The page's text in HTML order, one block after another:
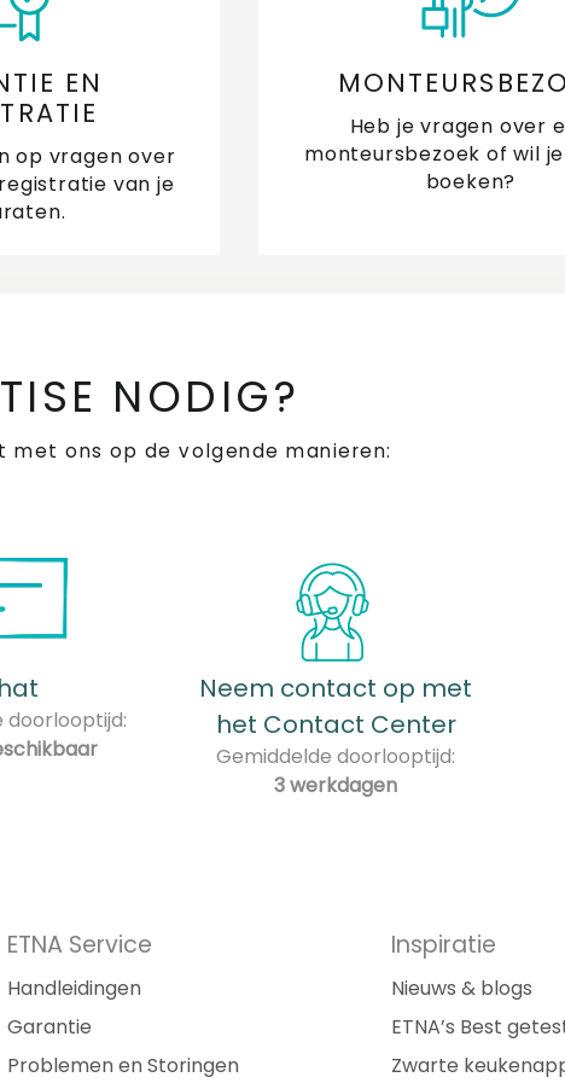
EN
op vragen over
van je
Heb je vragen over
monteursbezoek of wil
boeken?
NODIG?
met ons op de volgende manieren:
doorlooptijd:
Neem contact op met
het Contact Center
Gemiddelde doorlooptijd:
3 werkdagen
ETNA Service
Handleidingen
Garantie
Problemen en Storingen
Inspiratie
Nieuws & blogs
ETNA’s Best
Zwarte